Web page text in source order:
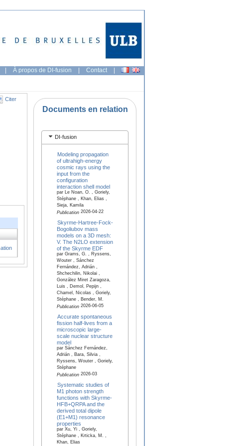
| À propos de DI-fusion | Contact |
Citer
Documents en relation
DI-fusion
Modeling propagation
of ultrahigh-energy
cosmic rays using the
input from the
configuration
interaction shell model
par Le Noan, O. , Goriely,
Stéphane , Khan, Elias ,
Sieja, Kamila
Publication2026-04-22
Skyrme-Hartree-Fock-
Bogoliubov mass
models on a 3D mesh:
V. The N2LO extension
of the Skyrme EDF
par Grams, G. , Ryssens,
Wouter , Sánchez
Fernández, Adrián ,
Shchechilin, Nikolai ,
González Miret Zaragoza,
Luis , Demol, Pepijn ,
Chamel, Nicolas , Goriely,
Stéphane , Bender, M.
Publication2026-06-05
Accurate spontaneous
fission half-lives from a
microscopic large-
scale nuclear structure
model
par Sánchez Fernández,
Adrián , Bara, Silvia ,
Ryssens, Wouter , Goriely,
Stéphane
Publication2026-03
Systematic studies of
M1 photon strength
functions with Skyrme-
HFB+QRPA and the
derived total dipole
(E1+M1) resonance
properties
par Xu, Yi , Goriely,
Stéphane , Krticka, M. ,
Khan, Elias